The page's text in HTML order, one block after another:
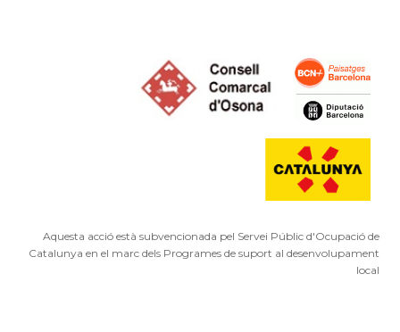
Aquesta acció està subvencionada pel Servei Públic d'Ocupació de
Catalunya en el marc dels Programes de suport al desenvolupament
local